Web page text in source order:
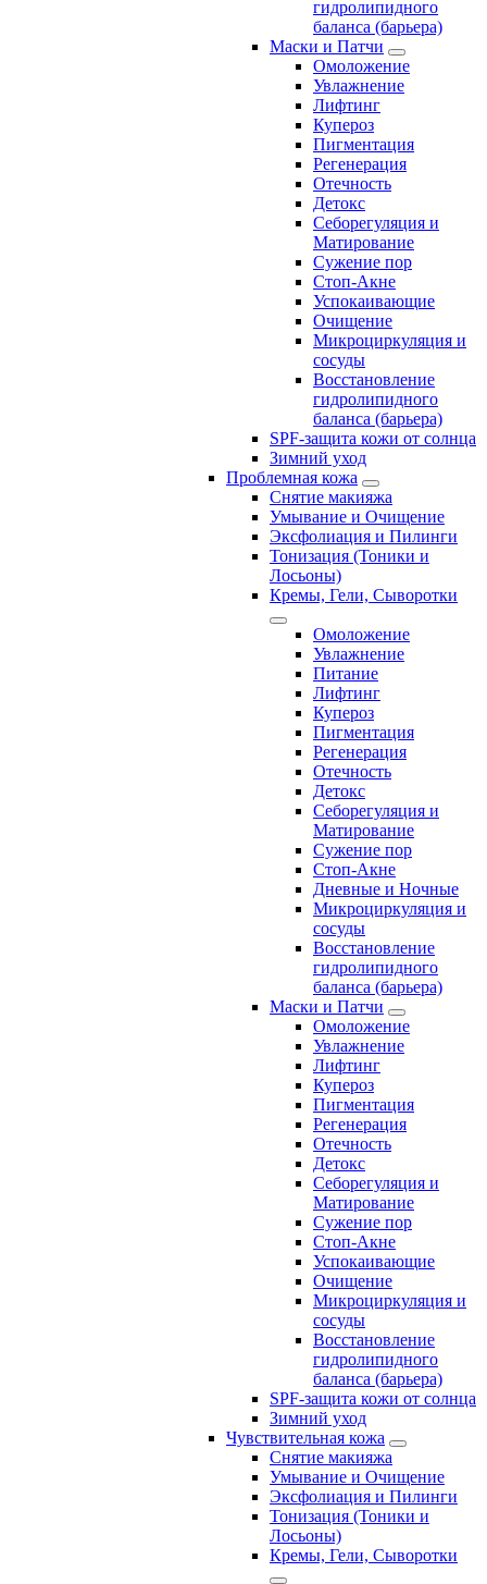
гидролипидного
баланса (барьера)
Маски и Патчи
Омоложение
Увлажнение
Лифтинг
Купероз
Пигментация
Регенерация
Отечность
Детокс
Себорегуляция и
Матирование
Сужение пор
Стоп-Акне
Успокаивающие
Очищение
Микроциркуляция и
сосуды
Восстановление
гидролипидного
баланса (барьера)
SPF-защита кожи от солнца
Зимний уход
Проблемная кожа
Снятие макияжа
Умывание и Очищение
Эксфолиация и Пилинги
Тонизация (Тоники и
Лосьоны)
Кремы, Гели, Сыворотки
Омоложение
Увлажнение
Питание
Лифтинг
Купероз
Пигментация
Регенерация
Отечность
Детокс
Себорегуляция и
Матирование
Сужение пор
Стоп-Акне
Дневные и Ночные
Микроциркуляция и
сосуды
Восстановление
гидролипидного
баланса (барьера)
Маски и Патчи
Омоложение
Увлажнение
Лифтинг
Купероз
Пигментация
Регенерация
Отечность
Детокс
Себорегуляция и
Матирование
Сужение пор
Стоп-Акне
Успокаивающие
Очищение
Микроциркуляция и
сосуды
Восстановление
гидролипидного
баланса (барьера)
SPF-защита кожи от солнца
Зимний уход
Чувствительная кожа
Снятие макияжа
Умывание и Очищение
Эксфолиация и Пилинги
Тонизация (Тоники и
Лосьоны)
Кремы, Гели, Сыворотки